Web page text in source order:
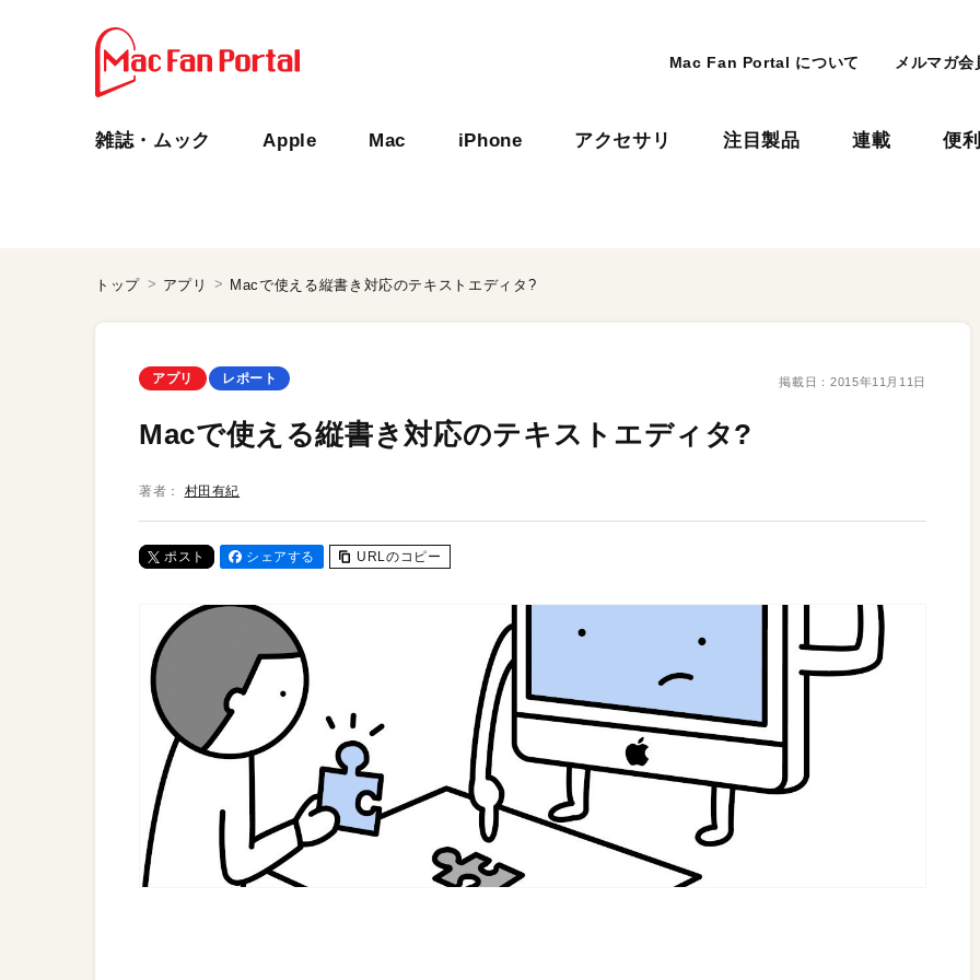
Mac Fan Portal について メルマガ会
雑誌・ムック Apple Mac iPhone アクセサリ 注目製品 連載 便
トップ アプリ Macで使える縦書き対応のテキストエディタ?
アプリ レポート 掲載日： 2015年11月11日
Macで使える縦書き対応のテキストエディタ?
著者： 村田有紀
ポスト シェアする URLのコピー